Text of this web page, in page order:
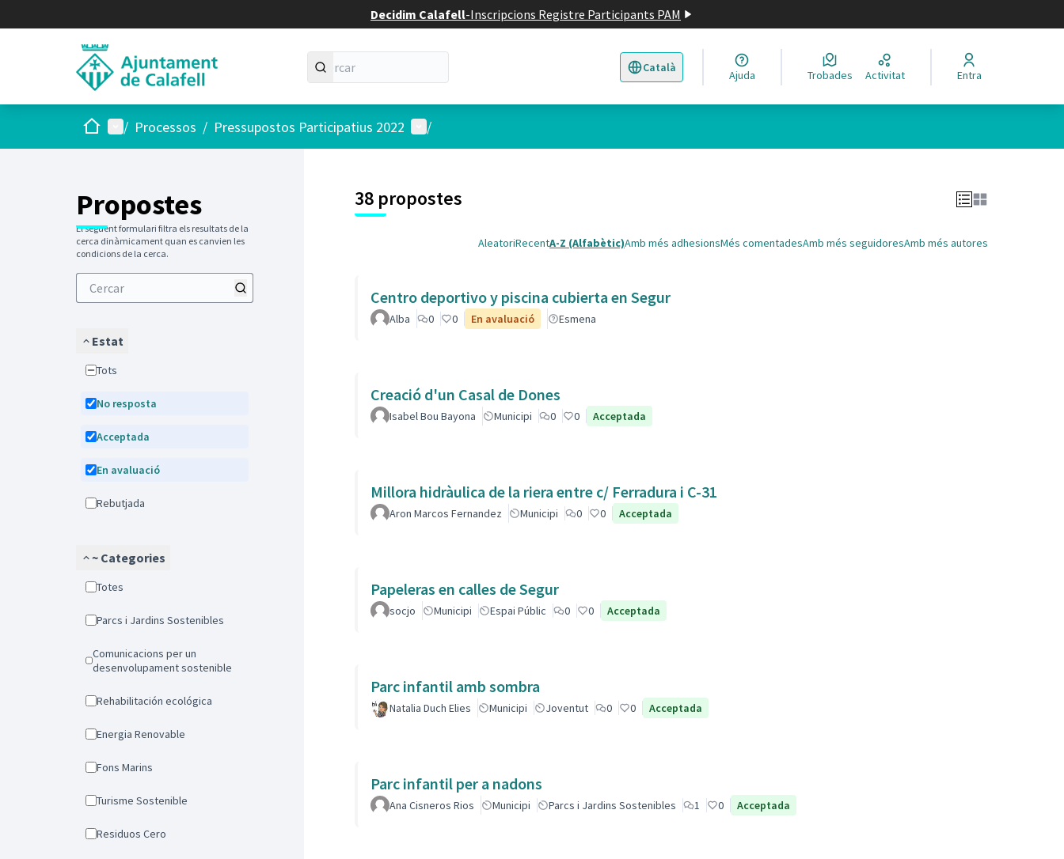
Decidim Calafell-Inscripcions Registre Participants PAM
Català
Triar la llengua Elegir el idioma
Ajuda Trobades Activitat Entra
Inici Menú principal
/ Processos / Pressupostos Participatius 2022 Menú d'usuari
/
Propostes
El següent formulari filtra els resultats de la
cerca dinàmicament quan es canvien les
condicions de la cerca.
Estat
Tots
No resposta
Acceptada
En avaluació
Rebutjada
~ Categories
Totes
Parcs i Jardins Sostenibles
Comunicacions per un
desenvolupament sostenible
Rehabilitación ecológica
Energia Renovable
Fons Marins
Turisme Sostenible
Residuos Cero
38 propostes
AleatoriRecentA-Z (Alfabètic)Amb més adhesionsMés comentadesAmb més seguidoresAmb més autores
Centro deportivo y piscina cubierta en Segur
Alba 0 0 En avaluació Esmena
Creació d'un Casal de Dones
Isabel Bou Bayona Municipi 0 0 Acceptada
Millora hidràulica de la riera entre c/ Ferradura i C-31
Aron Marcos Fernandez Municipi 0 0 Acceptada
Papeleras en calles de Segur
socjo Municipi Espai Públic 0 0 Acceptada
Parc infantil amb sombra
Natalia Duch Elies Municipi Joventut 0 0 Acceptada
Parc infantil per a nadons
Ana Cisneros Rios Municipi Parcs i Jardins Sostenibles 1 0 Acceptada